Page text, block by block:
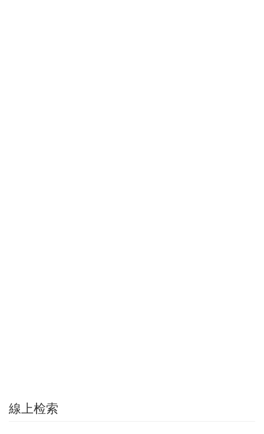
線上检索